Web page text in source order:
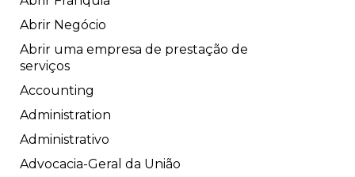
Abrir Negócio
Abrir uma empresa de prestação de
serviços
Accounting
Administration
Administrativo
Advocacia-Geral da União